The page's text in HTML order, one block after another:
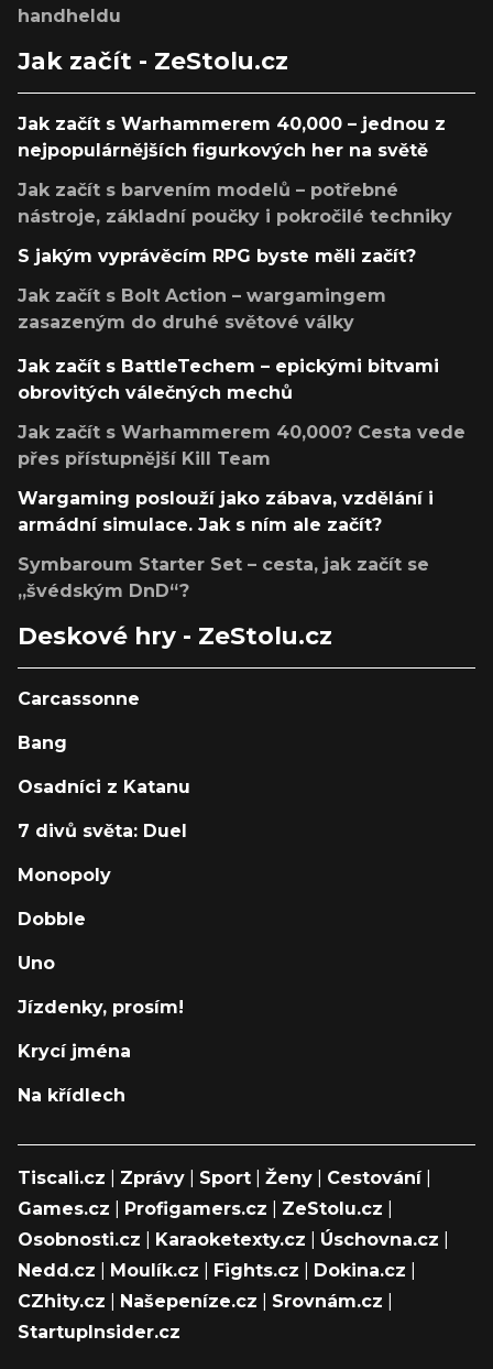
handheldu
Jak začít - ZeStolu.cz
Jak začít s Warhammerem 40,000 – jednou z
nejpopulárnějších figurkových her na světě
Jak začít s barvením modelů – potřebné
nástroje, základní poučky i pokročilé techniky
S jakým vyprávěcím RPG byste měli začít?
Jak začít s Bolt Action – wargamingem
zasazeným do druhé světové války
Jak začít s BattleTechem – epickými bitvami
obrovitých válečných mechů
Jak začít s Warhammerem 40,000? Cesta vede
přes přístupnější Kill Team
Wargaming poslouží jako zábava, vzdělání i
armádní simulace. Jak s ním ale začít?
Symbaroum Starter Set – cesta, jak začít se
„švédským DnD“?
Deskové hry - ZeStolu.cz
Carcassonne
Bang
Osadníci z Katanu
7 divů světa: Duel
Monopoly
Dobble
Uno
Jízdenky, prosím!
Krycí jména
Na křídlech
Tiscali.cz Zprávy Sport Ženy Cestování|
Games.cz
Profigamers.cz ZeStolu.cz
Osobnosti.cz
Karaoketexty.cz Úschovna.cz
Nedd.cz
Moulík.cz Fights.cz Dokina.cz
CZhity.cz
Našepeníze.cz Srovnám.cz
StartupInsider.cz